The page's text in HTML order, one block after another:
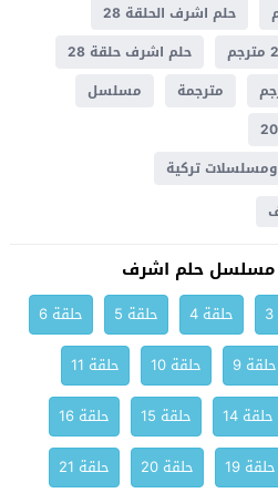
حلم اشرف الحلقة 28
حلم اشرف حلقة 28
مترجمة
مسلسل
تركية
مسلسل حلم اشرف
حلقة 4 حلقة 5
حلقة 6
حلقة 9 حلقة 10
حلقة 11
حلقة 14 حلقة 15
حلقة 16
حلقة 19 حلقة 20
حلقة 21